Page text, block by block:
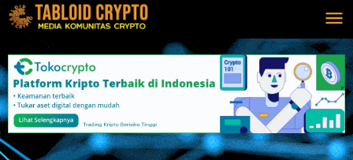
Lewati
ke
konten